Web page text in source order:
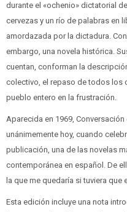
durante el «ochenio» dictatorial
cervezas y un río de palabras en
amordazada por la dictadura.
embargo, una novela histórica.
cuentan, conforman la
colectivo, el repaso de todos los
pueblo entero en la frustración.
Aparecida en 1969,
unánimemente hoy, cuando
publicación, una de las novelas
contemporánea en español. De
la que me quedaría si tuviera
Esta edición incluye una nota